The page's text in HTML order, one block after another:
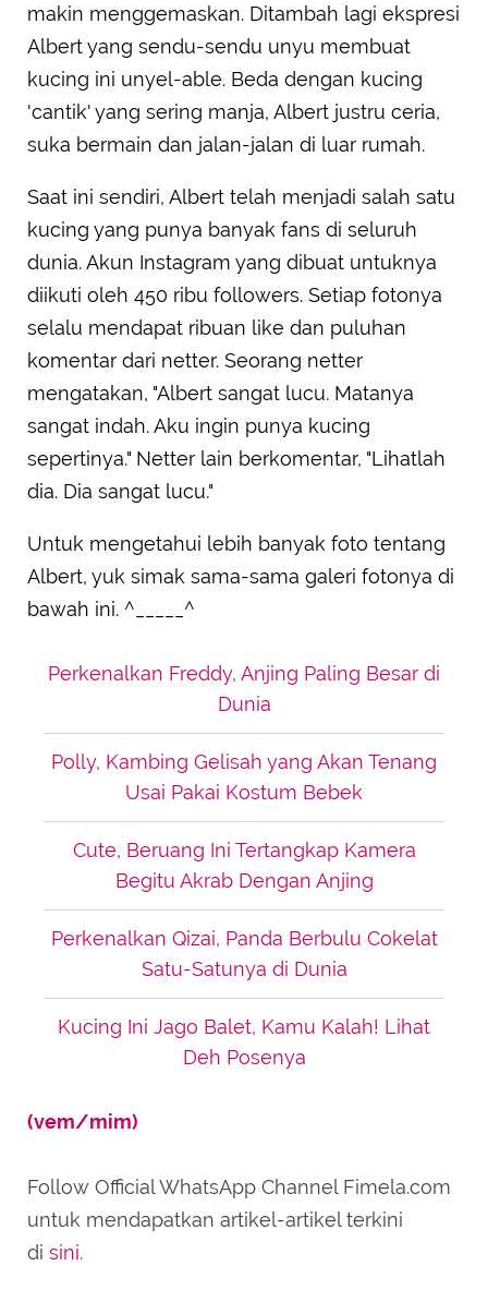
makin menggemaskan. Ditambah lagi ekspresi
Albert yang sendu-sendu unyu membuat
kucing ini unyel-able. Beda dengan kucing
'cantik' yang sering manja, Albert justru ceria,
suka bermain dan jalan-jalan di luar rumah.
Saat ini sendiri, Albert telah menjadi salah satu
kucing yang punya banyak fans di seluruh
dunia. Akun Instagram yang dibuat untuknya
diikuti oleh 450 ribu followers. Setiap fotonya
selalu mendapat ribuan like dan puluhan
komentar dari netter. Seorang netter
mengatakan, "Albert sangat lucu. Matanya
sangat indah. Aku ingin punya kucing
sepertinya." Netter lain berkomentar, "Lihatlah
dia. Dia sangat lucu."
Untuk mengetahui lebih banyak foto tentang
Albert, yuk simak sama-sama galeri fotonya di
bawah ini. ^_____^
Perkenalkan Freddy, Anjing Paling Besar di
Dunia
Polly, Kambing Gelisah yang Akan Tenang
Usai Pakai Kostum Bebek
Cute, Beruang Ini Tertangkap Kamera
Begitu Akrab Dengan Anjing
Perkenalkan Qizai, Panda Berbulu Cokelat
Satu-Satunya di Dunia
Kucing Ini Jago Balet, Kamu Kalah! Lihat
Deh Posenya
(vem/mim)
Follow Official WhatsApp Channel Fimela.com
untuk mendapatkan artikel-artikel terkini
di sini.